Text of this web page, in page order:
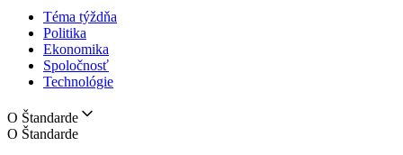
Téma týždňa
Politika
Ekonomika
Spoločnosť
Technológie
O Štandarde
O Štandarde